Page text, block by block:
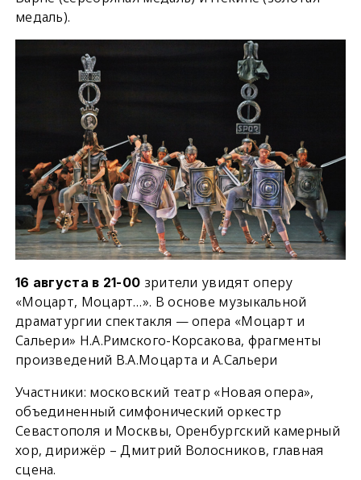
медаль).
16 августа в 21-00 зрители увидят оперу
«Моцарт, Моцарт…». В основе музыкальной
драматургии спектакля — опера «Моцарт и
Сальери» Н.А.Римского-Корсакова, фрагменты
произведений В.А.Моцарта и А.Сальери
Участники: московский театр «Новая опера»,
объединенный симфонический оркестр
Севастополя и Москвы, Оренбургский камерный
хор, дирижёр – Дмитрий Волосников, главная
сцена.